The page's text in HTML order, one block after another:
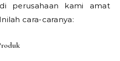
perusahaan kami amat
cara-caranya: